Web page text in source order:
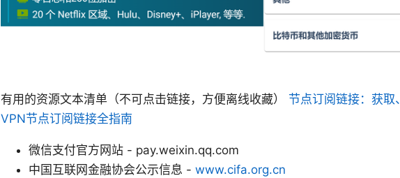
有用的资源文本清单（不可点击链接，方便离线收藏） 节点订阅链接：获取
VPN节点订阅链接全指南
微信支付官方网站 - pay.weixin.qq.com
中国互联网金融协会公示信息 - www.cifa.org.cn